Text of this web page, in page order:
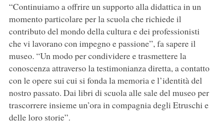
“Continuiamo a offrire un supporto alla didattica in un
momento particolare per la scuola che richiede il
contributo del mondo della cultura e dei professionisti
che vi lavorano con impegno e passione”, fa sapere il
museo. “Un modo per condividere e trasmettere la
conoscenza attraverso la testimonianza diretta, a contatto
con le opere sui cui si fonda la memoria e l’identità del
nostro passato. Dai libri di scuola alle sale del museo per
trascorrere insieme un’ora in compagnia degli Etruschi e
delle loro storie”.